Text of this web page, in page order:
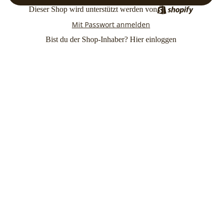
Dieser Shop wird unterstützt werden von
Mit Passwort anmelden
Bist du der Shop-Inhaber? Hier einloggen